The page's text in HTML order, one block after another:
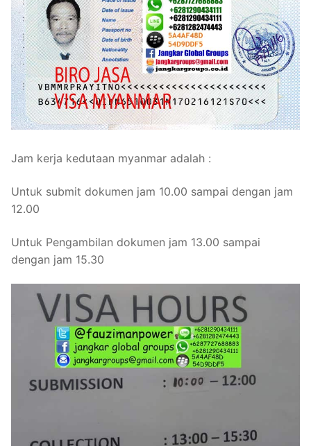
Jam kerja kedutaan myanmar adalah :
Untuk submit dokumen jam 10.00 sampai dengan jam
12.00
Untuk Pengambilan dokumen jam 13.00 sampai
dengan jam 15.30